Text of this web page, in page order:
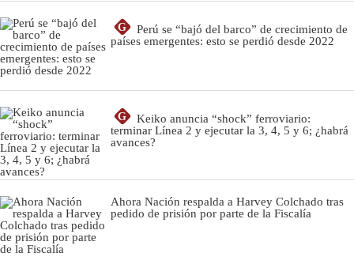
G
Perú se “bajó del barco” de crecimiento de
países emergentes: esto se perdió desde 2022
G
Keiko anuncia “shock” ferroviario:
terminar Línea 2 y ejecutar la 3, 4, 5 y 6; ¿habrá
avances?
Ahora Nación respalda a Harvey Colchado tras
pedido de prisión por parte de la Fiscalía